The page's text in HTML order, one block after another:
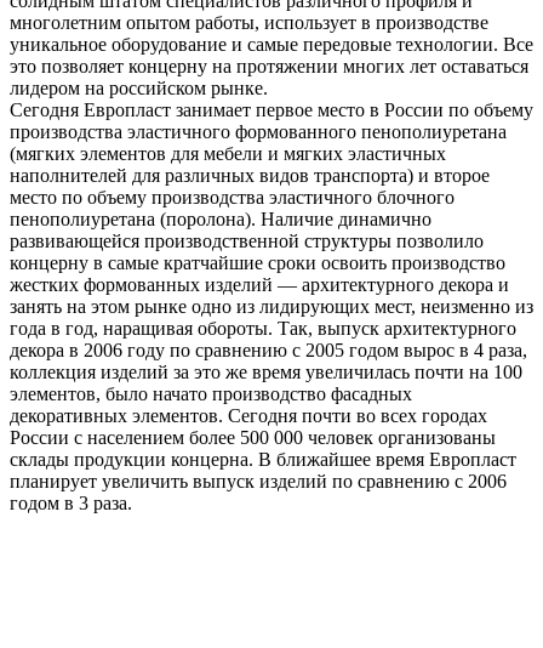
многолетним опытом работы, использует в производстве
уникальное оборудование и самые передовые технологии. Все
это позволяет концерну на протяжении многих лет оставаться
лидером на российском рынке.
Сегодня Европласт занимает первое место в России по объему
производства эластичного формованного пенополиуретана
(мягких элементов для мебели и мягких эластичных
наполнителей для различных видов транспорта) и второе
место по объему производства эластичного блочного
пенополиуретана (поролона). Наличие динамично
развивающейся производственной структуры позволило
концерну в самые кратчайшие сроки освоить производство
жестких формованных изделий — архитектурного декора и
занять на этом рынке одно из лидирующих мест, неизменно из
года в год, наращивая обороты. Так, выпуск архитектурного
декора в 2006 году по сравнению с 2005 годом вырос в 4 раза,
коллекция изделий за это же время увеличилась почти на 100
элементов, было начато производство фасадных
декоративных элементов. Сегодня почти во всех городах
России с населением более 500 000 человек организованы
склады продукции концерна. В ближайшее время Европласт
планирует увеличить выпуск изделий по сравнению с 2006
годом в 3 раза.